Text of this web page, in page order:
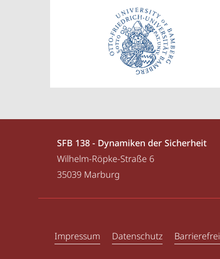
Informationen
Kontaktinformationen
SFB
138
Dynamiken
Sicherheit
SFB 138 - Dynamiken der Sicherheit
Wilhelm-Röpke-Straße 6
35039 Marburg
Navigation
und
Impressum Datenschutz
X (ehemals Twitter)
LinkedIn